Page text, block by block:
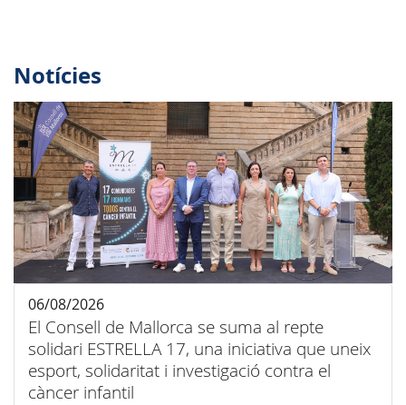
Notícies
El Consell de Mallorca se suma al repte
solidari ESTRELLA 17, una iniciativa que uneix
esport, solidaritat i investigació contra el
càncer infantil
06/08/2026